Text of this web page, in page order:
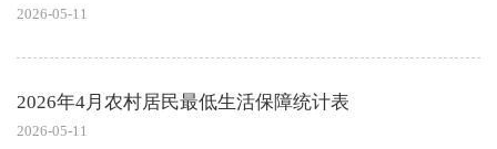
2026-05-11
2026年4月农村居民最低生活保障统计表
2026-05-11